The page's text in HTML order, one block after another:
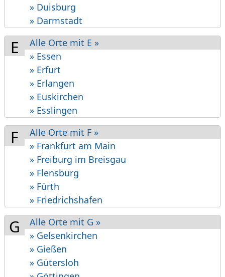
» Duisburg
» Darmstadt
E
Alle Orte mit E »
» Essen
» Erfurt
» Erlangen
» Euskirchen
» Esslingen
F
Alle Orte mit F »
» Frankfurt am Main
» Freiburg im Breisgau
» Flensburg
» Fürth
» Friedrichshafen
G
Alle Orte mit G »
» Gelsen­kirchen
» Gießen
» Gütersloh